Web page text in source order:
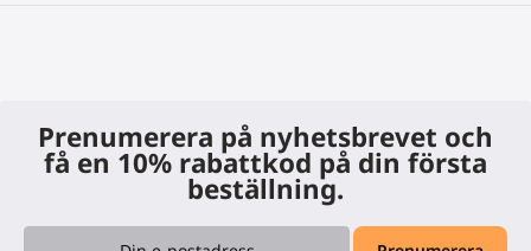
Prenumerera på nyhetsbrevet och
få en 10% rabattkod på din första
beställning.